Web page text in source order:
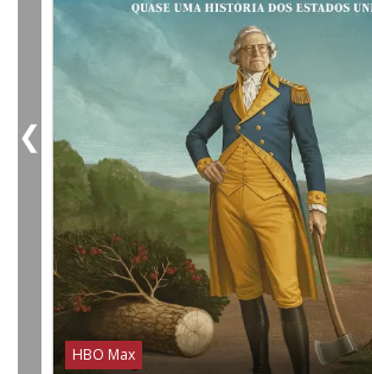
HBO Max
❮